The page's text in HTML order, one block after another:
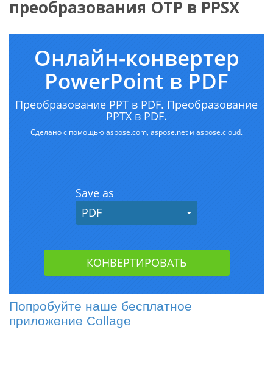
преобразования OTP в PPSX
Попробуйте наше бесплатное
приложение Collage